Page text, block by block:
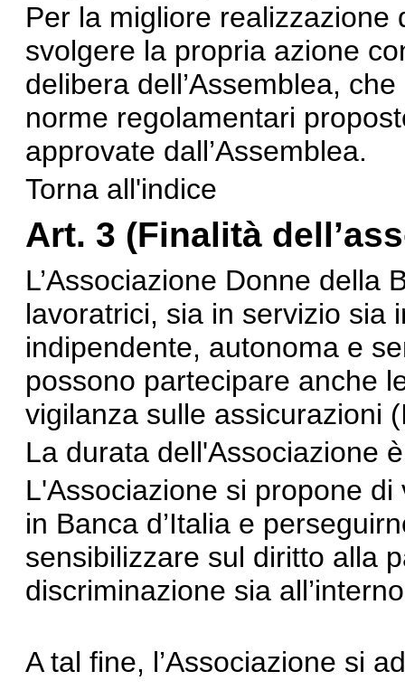
Per la migliore realizzazione
svolgere la propria azione
delibera dell’Assemblea,
norme regolamentari
approvate dall’Assemblea.
Torna all'indice
Art. 3 (Finalità
L’Associazione Donne della
lavoratrici, sia in servizio sia
indipendente, autonoma e
possono partecipare anche
vigilanza sulle assicurazioni
La durata dell'Associazione
L'Associazione si propone
in Banca d’Italia e
sensibilizzare sul diritto alla
discriminazione sia
A tal fine, l’Associazione si